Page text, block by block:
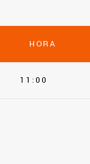
HORA
11:00